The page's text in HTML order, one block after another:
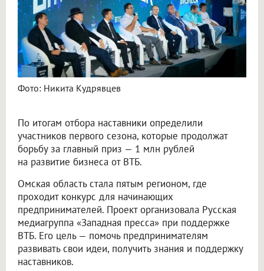
Фото: Никита Кудрявцев
По итогам отбора наставники определили
участников первого сезона, которые продолжат
борьбу за главный приз — 1 млн рублей
на развитие бизнеса от ВТБ.
Омская область стала пятым регионом, где
проходит конкурс для начинающих
предпринимателей. Проект организовала Русская
медиагруппа «Западная пресса» при поддержке
ВТБ. Его цель — помочь предпринимателям
развивать свои идеи, получить знания и поддержку
наставников.